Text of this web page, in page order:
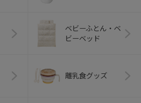
ベビーふとん・ベ
ビーベッド
離乳食グッズ